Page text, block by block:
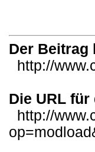
Der Beitrag
http://
Die URL
http://